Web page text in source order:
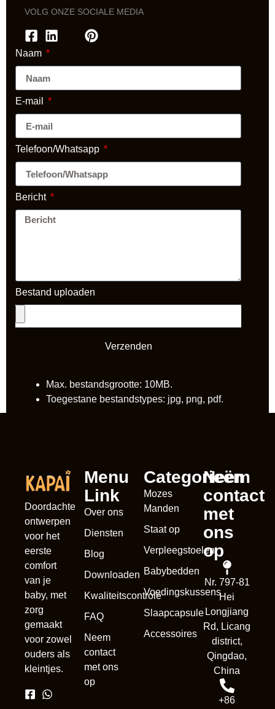
VOLG ONZE SOCIALE MEDIA
Naam
E-mail
Telefoon/Whatsapp
Bericht
Bestand uploaden
Verzenden
Max. bestandsgrootte: 10MB.
Toegestane bestandstypes: jpg, png, pdf.
Doordachte
ontwerpen
voor het
eerste
comfort
van je
baby, met
zorg
gemaakt
voor zowel
ouders als
kleintjes.
Menu
Link
Over ons
Diensten
Blog
Downloaden
Kwaliteitscontrole
FAQ
Neem
contact
met ons
op
Categorieën
Mozes
Manden
Staat op
Verpleegstoelen
Babybedden
Voedingskussens
Slaapcapsule
Accessoires
Neem
contact
met
ons
op
Nr. 797-81
Hei
Longjiang
Rd, Licang
district,
Qingdao,
China
+86